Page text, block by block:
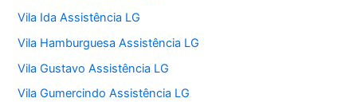
Vila Ida Assistência LG
Vila Hamburguesa Assistência LG
Vila Gustavo Assistência LG
Vila Gumercindo Assistência LG